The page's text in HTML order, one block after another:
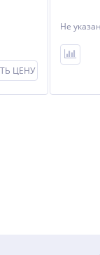
ЦЕНУ
Не